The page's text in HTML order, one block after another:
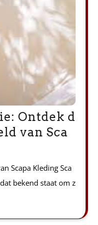
Ontdek d
van Sca
Scapa Kleding Sca
bekend staat om z